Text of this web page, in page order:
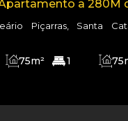
a 280M
Piçarras, Santa
75m² 1